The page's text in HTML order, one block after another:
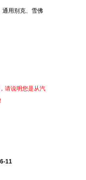
通用别克、 雪佛
请说明您是从汽
11